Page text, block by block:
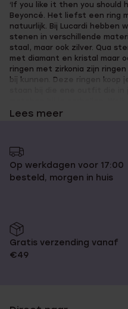
pagina
naar
pagina
‘If you like it then you should
Beyoncé. Het liefst een ring
natuurlijk. Bij Lucardi hebben
stenen in verschillende
staal, maar ook zilver. Qua
met diamant en kristal maar
ringen met zirkonia zijn
bij kunnen. Deze ringen koop
vind ze bij Lucardi allemaal!
Koop de leukste
Ringen met zirkonia zijn er in
dames en kinderen (hoewel
ligt). Per sieraad is
Soms als één grote
Lees meer
Op werkdagen voor 17:00
besteld, morgen in huis
Gratis verzending vanaf
€49